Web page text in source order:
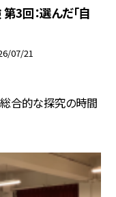
回：選んだ「自
07/21
合的な探究の時間